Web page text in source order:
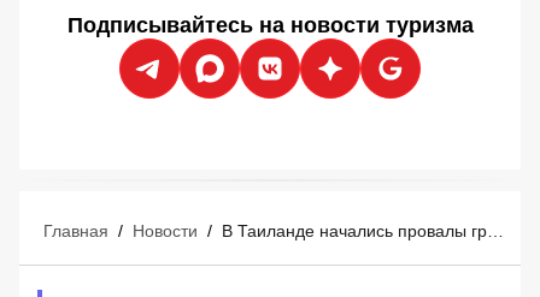
Подписывайтесь на новости туризма
Главная / Новости /